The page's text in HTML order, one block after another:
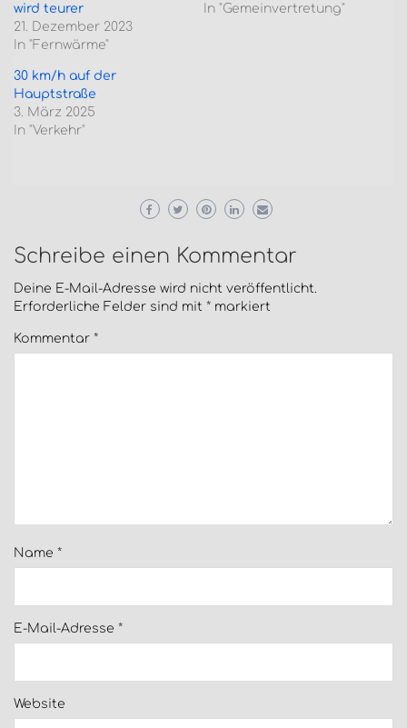
wird teurer
21. Dezember 2023
In "Fernwärme"
In "Gemeinvertretung"
30 km/h auf der
Hauptstraße
3. März 2025
In "Verkehr"
Schreibe einen Kommentar
Deine E-Mail-Adresse wird nicht veröffentlicht.
Erforderliche Felder sind mit * markiert
Kommentar *
Name *
E-Mail-Adresse *
Website